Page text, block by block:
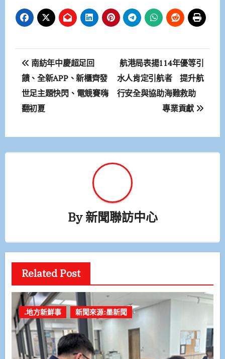
文
章
導
南紡年中慶超足回
饋、全新APP、新櫃齊發
世足主題快閃、電競賽嗨
翻初夏
航港局表揚114年優等引
水人肯定引航者 提升航
行安全與協助海難救助
專業貢獻
By新聞聯訪中心
Related Post
.地方新鮮事 新聞來源:墨新聞